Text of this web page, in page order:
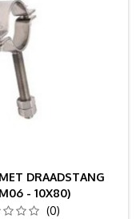
DRAADSTANG
- 10X80)
(0)